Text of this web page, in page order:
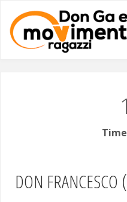
contenuto
DON FRANCESCO (